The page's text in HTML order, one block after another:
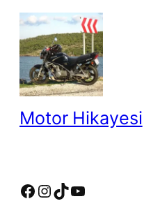
İçeriğe
Motor Hikayesi
Facebook InstagramTikTok YouTube